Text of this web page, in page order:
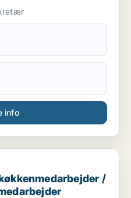
info
/ sosu-hjælper /
/